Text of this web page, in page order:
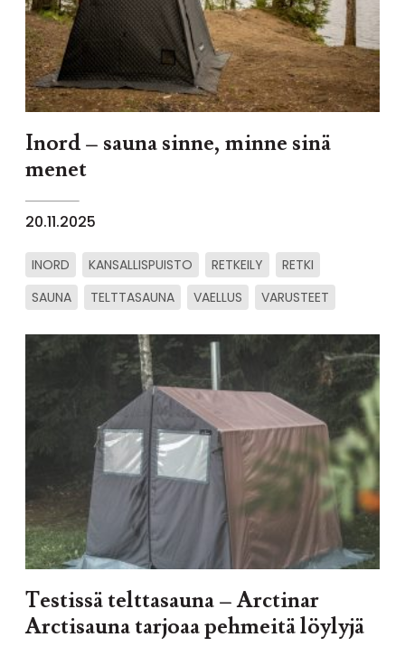
Inord – sauna sinne, minne sinä
menet
20.11.2025
INORD KANSALLISPUISTO RETKEILY
RETKI
SAUNA
TELTTASAUNA VAELLUS VARUSTEET
Testissä telttasauna – Arctinar
Arctisauna tarjoaa pehmeitä löylyjä